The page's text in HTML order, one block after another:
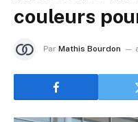
couleurs
Par Mathis Bourdon